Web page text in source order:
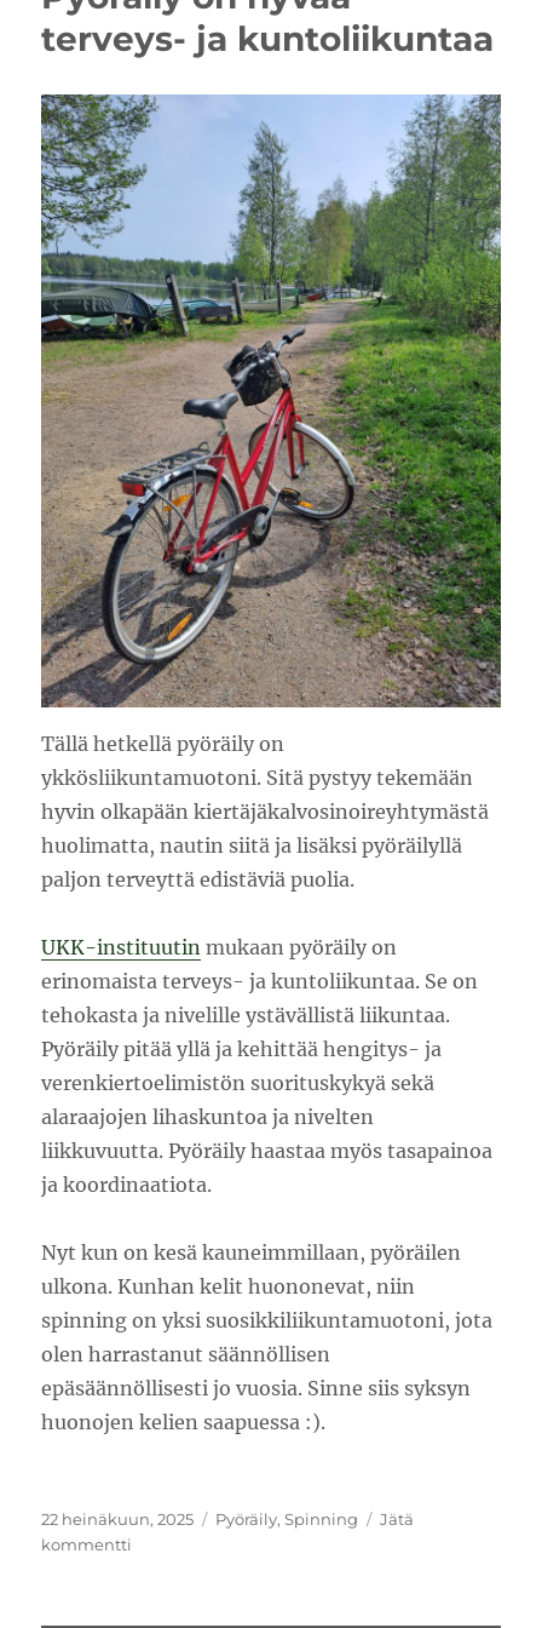
terveys- ja kuntoliikuntaa
Tällä hetkellä pyöräily on
ykkösliikuntamuotoni. Sitä pystyy tekemään
hyvin olkapään kiertäjäkalvosinoireyhtymästä
huolimatta, nautin siitä ja lisäksi pyöräilyllä
paljon terveyttä edistäviä puolia.
UKK-instituutin mukaan pyöräily on
erinomaista terveys- ja kuntoliikuntaa. Se on
tehokasta ja nivelille ystävällistä liikuntaa.
Pyöräily pitää yllä ja kehittää hengitys- ja
verenkiertoelimistön suorituskykyä sekä
alaraajojen lihaskuntoa ja nivelten
liikkuvuutta. Pyöräily haastaa myös tasapainoa
ja koordinaatiota.
Nyt kun on kesä kauneimmillaan, pyöräilen
ulkona. Kunhan kelit huononevat, niin
spinning on yksi suosikkiliikuntamuotoni, jota
olen harrastanut säännöllisen
epäsäännöllisesti jo vuosia. Sinne siis syksyn
huonojen kelien saapuessa :).
Julkaistu
22 heinäkuun, 2025 Kategoriat
Pyöräily,Spinning
Jätä
kommentti